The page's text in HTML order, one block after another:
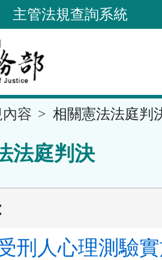
主管法規查詢系統
容 相關憲法法庭判
法庭判決
刑人心理測驗